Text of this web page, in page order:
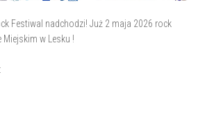
Festiwal nadchodzi! Już 2 maja 2026 rock
w Lesku !